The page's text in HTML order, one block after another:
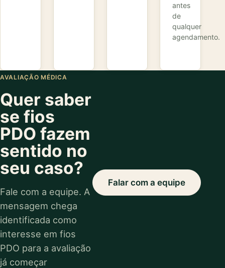
antes
de
qualquer
agendamento.
AVALIAÇÃO MÉDICA
Quer saber
se fios
PDO fazem
sentido no
seu caso?
Fale com a equipe. A
mensagem chega
identificada como
interesse em fios
PDO para a avaliação
já começar
Falar com a equipe